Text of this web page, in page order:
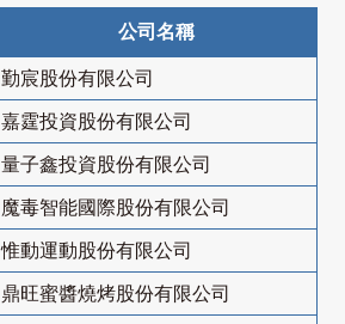
公司名稱
勤宸股份有限公司
嘉霆投資股份有限公司
量子鑫投資股份有限公司
魔毒智能國際股份有限公司
惟動運動股份有限公司
鼎旺蜜醬燒烤股份有限公司